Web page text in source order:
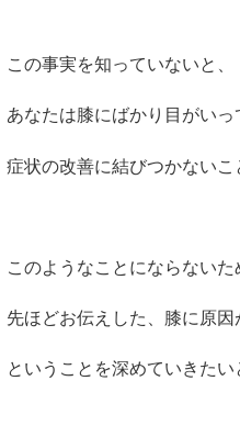
この事実を知っていないと、
あなたは膝にばかり目がいっ
症状の改善に結びつかないこ
このようなことにならないた
先ほどお伝えした、膝に原因
ということを深めていきたい